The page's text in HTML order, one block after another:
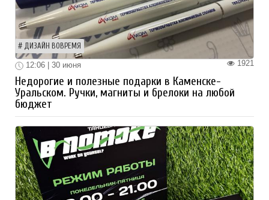
ДИЗАЙН ВОВРЕМЯ
1921
12:06 | 30 июня
Недорогие и полезные подарки в Каменске-
Уральском. Ручки, магниты и брелоки на любой
бюджет